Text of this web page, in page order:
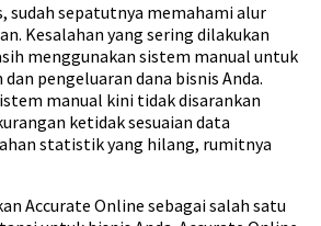
sudah sepatutnya memahami alur
Kesalahan yang sering dilakukan
menggunakan sistem manual untuk
pengeluaran dana bisnis Anda.
manual kini tidak disarankan
ketidak sesuaian data
statistik yang hilang, rumitnya
Accurate Online sebagai salah satu